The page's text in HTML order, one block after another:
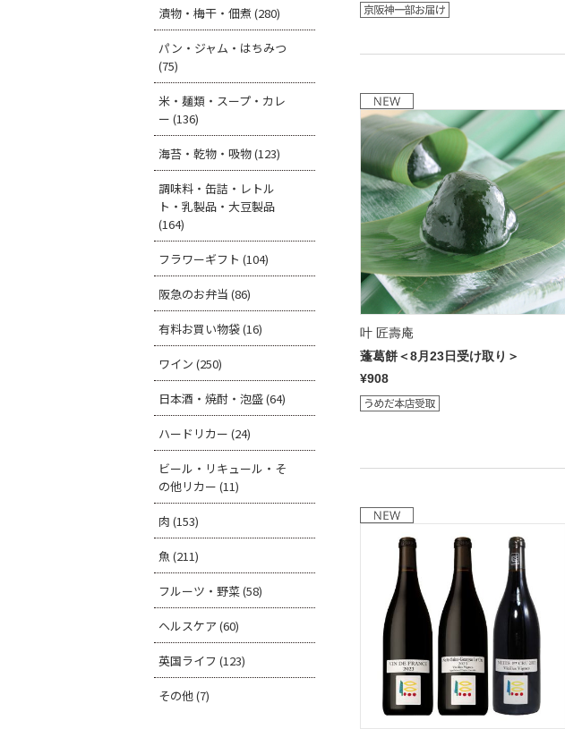
叶 匠壽庵
蓬葛餅＜8月23日受け取り＞
¥908
漬物・梅干・佃煮 (280)
パン・ジャム・はちみつ
(75)
米・麺類・スープ・カレ
ー (136)
海苔・乾物・吸物 (123)
調味料・缶詰・レトル
ト・乳製品・大豆製品
(164)
フラワーギフト (104)
阪急のお弁当 (86)
有料お買い物袋 (16)
ワイン (250)
日本酒・焼酎・泡盛 (64)
ハードリカー (24)
ビール・リキュール・そ
の他リカー (11)
肉 (153)
魚 (211)
フルーツ・野菜 (58)
ヘルスケア (60)
英国ライフ (123)
その他 (7)